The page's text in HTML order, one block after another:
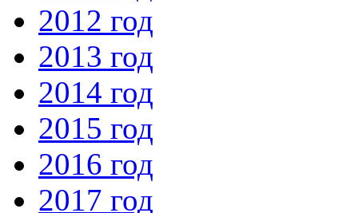
2012 год
2013 год
2014 год
2015 год
2016 год
2017 год